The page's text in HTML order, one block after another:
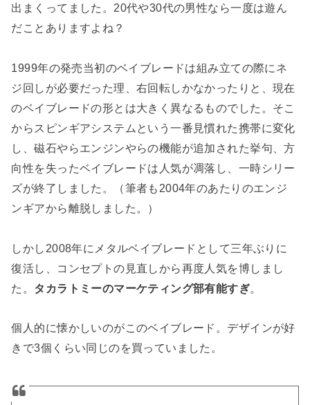
出まくってました。20代や30代の男性なら一度は遊ん
だことありますよね？
1999年の発売当初のベイブレードは組み立ての際にネ
ジ回しが必要だった理、右回転しかなかったりと、現在
のベイブレードの形とは大きく異なるものでした。そこ
からスピンギアシステムという一番見慣れた携帯に変化
し、磁石やらエンジンやらの機能が追加された挙句、方
向性を失ったベイブレードは人気が凋落し、一時シリー
ズが終了しました。（筆者も2004年のあたりのエンジ
ンギアから離脱しました。）
しかし2008年にメタルベイブレードとして三年ぶりに
復活し、コンセプトの見直しから再度人気を博しまし
た。 タカラトミーのマーケティング部有能すぎ
個人的に懐かしいのがこのベイブレード。デザインが好
きで3個くらい同じのを買っていました。